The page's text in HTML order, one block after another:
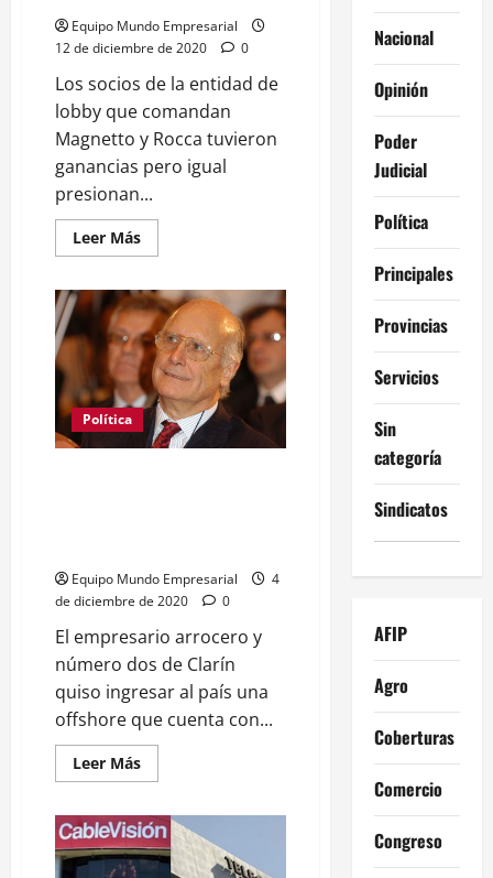
Equipo Mundo Empresarial
12 de diciembre de 2020
0
Los socios de la entidad de
lobby que comandan
Magnetto y Rocca tuvieron
ganancias pero igual
presionan...
Leer MásLeer
más
AEA
pide
baja
de
impuestos
pero
maximizan
sus
ganancias
a
pesar
Política
Equipo Mundo Empresarial
4
de diciembre de 2020
0
El empresario arrocero y
número dos de Clarín
quiso ingresar al país una
offshore que cuenta con...
Leer MásLeer
más
Insólito:
José
Aranda,
accionista
Nacional
Opinión
Poder
Judicial
Política
Principales
Provincias
Servicios
Sin
categoría
Sindicatos
AFIP
Agro
Coberturas
Comercio
Congreso